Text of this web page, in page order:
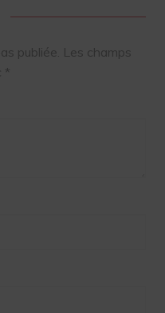
publiée. Les champs
*